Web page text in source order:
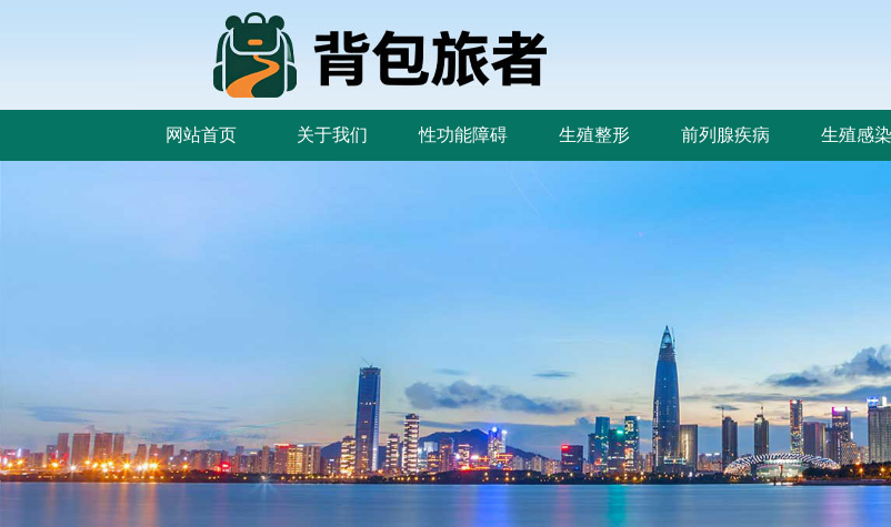
网站首页 关于我们 性功能障碍 生殖整形 前列腺疾病 生殖感染